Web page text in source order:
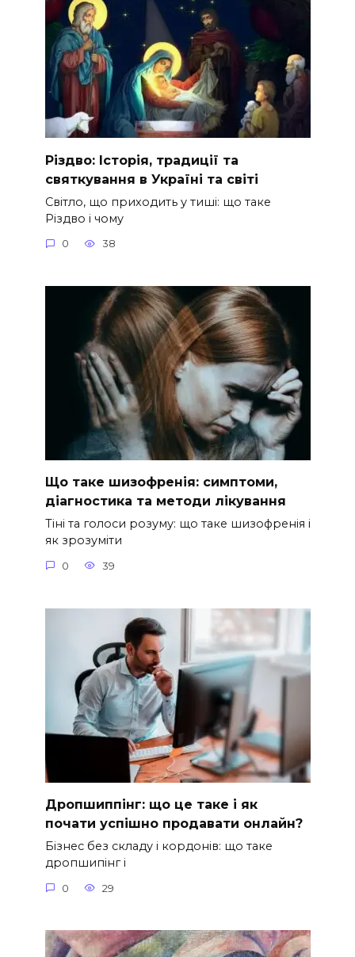
Різдво: Історія, традиції та
святкування в Україні та світі
Світло, що приходить у тиші: що таке
Різдво і чому
0 38
Що таке шизофренія: симптоми,
діагностика та методи лікування
Тіні та голоси розуму: що таке шизофренія і
як зрозуміти
0 39
Дропшиппінг: що це таке і як
почати успішно продавати онлайн?
Бізнес без складу і кордонів: що таке
дропшипінг і
0 29